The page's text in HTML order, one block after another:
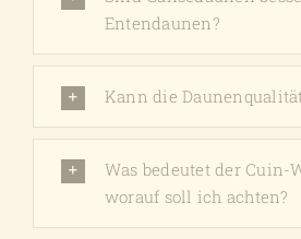
Entendaunen?
Kann die
Was bedeutet der Cuin-
worauf soll ich achten?